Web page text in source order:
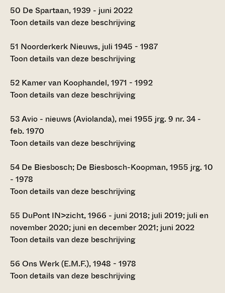
50 De Spartaan, 1939 - juni 2022
Toon details van deze beschrijving
51 Noorderkerk Nieuws, juli 1945 - 1987
Toon details van deze beschrijving
52 Kamer van Koophandel, 1971 - 1992
Toon details van deze beschrijving
53Avio - nieuws (Aviolanda), mei 1955 jrg. 9 nr. 34 -
feb. 1970
Toon details van deze beschrijving
54 De Biesbosch; De Biesbosch-Koopman, 1955 jrg. 10
- 1978
Toon details van deze beschrijving
55 DuPont IN>zicht, 1966 - juni 2018; juli 2019; juli en
november 2020; juni en december 2021; juni 2022
Toon details van deze beschrijving
56 Ons Werk (E.M.F.), 1948 - 1978
Toon details van deze beschrijving